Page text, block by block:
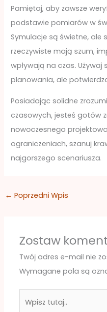
Pamiętaj, aby zawsze
podstawie pomiarów w
Symulacje są świetne, ale
rzeczywiste mają szum,
wpływają na czas.
planowania, ale
Posiadając solidne
czasowych, jesteś gotów
nowoczesnego
ograniczeniach, szanuj
najgorszego scenariusza.
← Poprzedni Wpis
Zostaw
Twój adres e-mail nie
Wymagane pola są
tutaj..